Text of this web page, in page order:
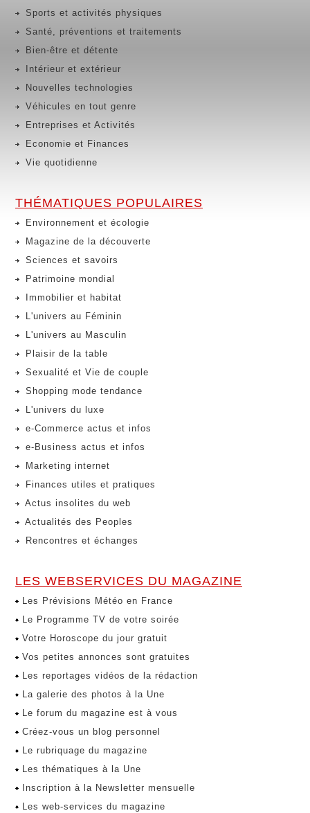
Sports et activités physiques
Santé, préventions et traitements
Bien-être et détente
Intérieur et extérieur
Nouvelles technologies
Véhicules en tout genre
Entreprises et Activités
Economie et Finances
Vie quotidienne
THÉMATIQUES POPULAIRES
Environnement et écologie
Magazine de la découverte
Sciences et savoirs
Patrimoine mondial
Immobilier et habitat
L'univers au Féminin
L'univers au Masculin
Plaisir de la table
Sexualité et Vie de couple
Shopping mode tendance
L'univers du luxe
e-Commerce actus et infos
e-Business actus et infos
Marketing internet
Finances utiles et pratiques
Actus insolites du web
Actualités des Peoples
Rencontres et échanges
LES WEBSERVICES DU MAGAZINE
Les Prévisions Météo en France
Le Programme TV de votre soirée
Votre Horoscope du jour gratuit
Vos petites annonces sont gratuites
Les reportages vidéos de la rédaction
La galerie des photos à la Une
Le forum du magazine est à vous
Créez-vous un blog personnel
Le rubriquage du magazine
Les thématiques à la Une
Inscription à la Newsletter mensuelle
Les web-services du magazine